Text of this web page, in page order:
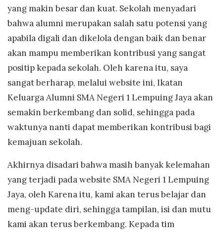
yang makin besar dan kuat. Sekolah menyadari
bahwa alumni merupakan salah satu potensi yang
apabila digali dan dikelola dengan baik dan benar
akan mampu memberikan kontribusi yang sangat
positip kepada sekolah. Oleh karena itu, saya
sangat berharap, melalui website ini, Ikatan
Keluarga Alumni SMA Negeri 1 Lempuing Jaya akan
semakin berkembang dan solid, sehingga pada
waktunya nanti dapat memberikan kontribusi bagi
kemajuan sekolah.
Akhirnya disadari bahwa masih banyak kelemahan
yang terjadi pada website SMA Negeri 1 Lempuing
Jaya, oleh Karena itu, kami akan terus belajar dan
meng-update diri, sehingga tampilan, isi dan mutu
kami akan terus berkembang. Kepada tim